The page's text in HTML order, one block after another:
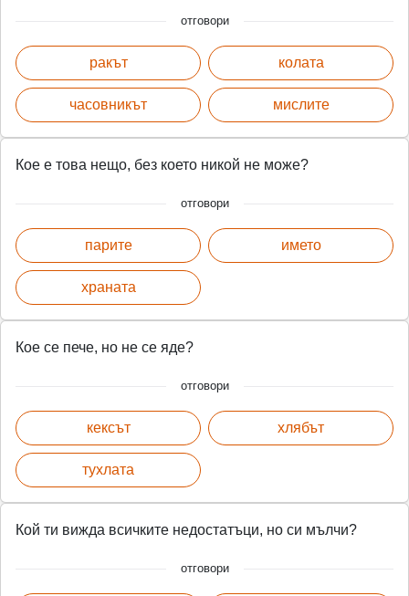
отговори
ракът
часовникът
колата
мислите
Кое е това нещо, без което никой не може?
отговори
парите
храната
името
Кое се пече, но не се яде?
отговори
кексът
тухлата
хлябът
Кой ти вижда всичките недостатъци, но си мълчи?
отговори